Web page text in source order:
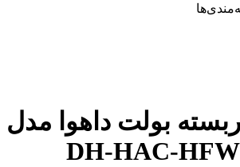
بولت داهوا مدل
DH-HAC-